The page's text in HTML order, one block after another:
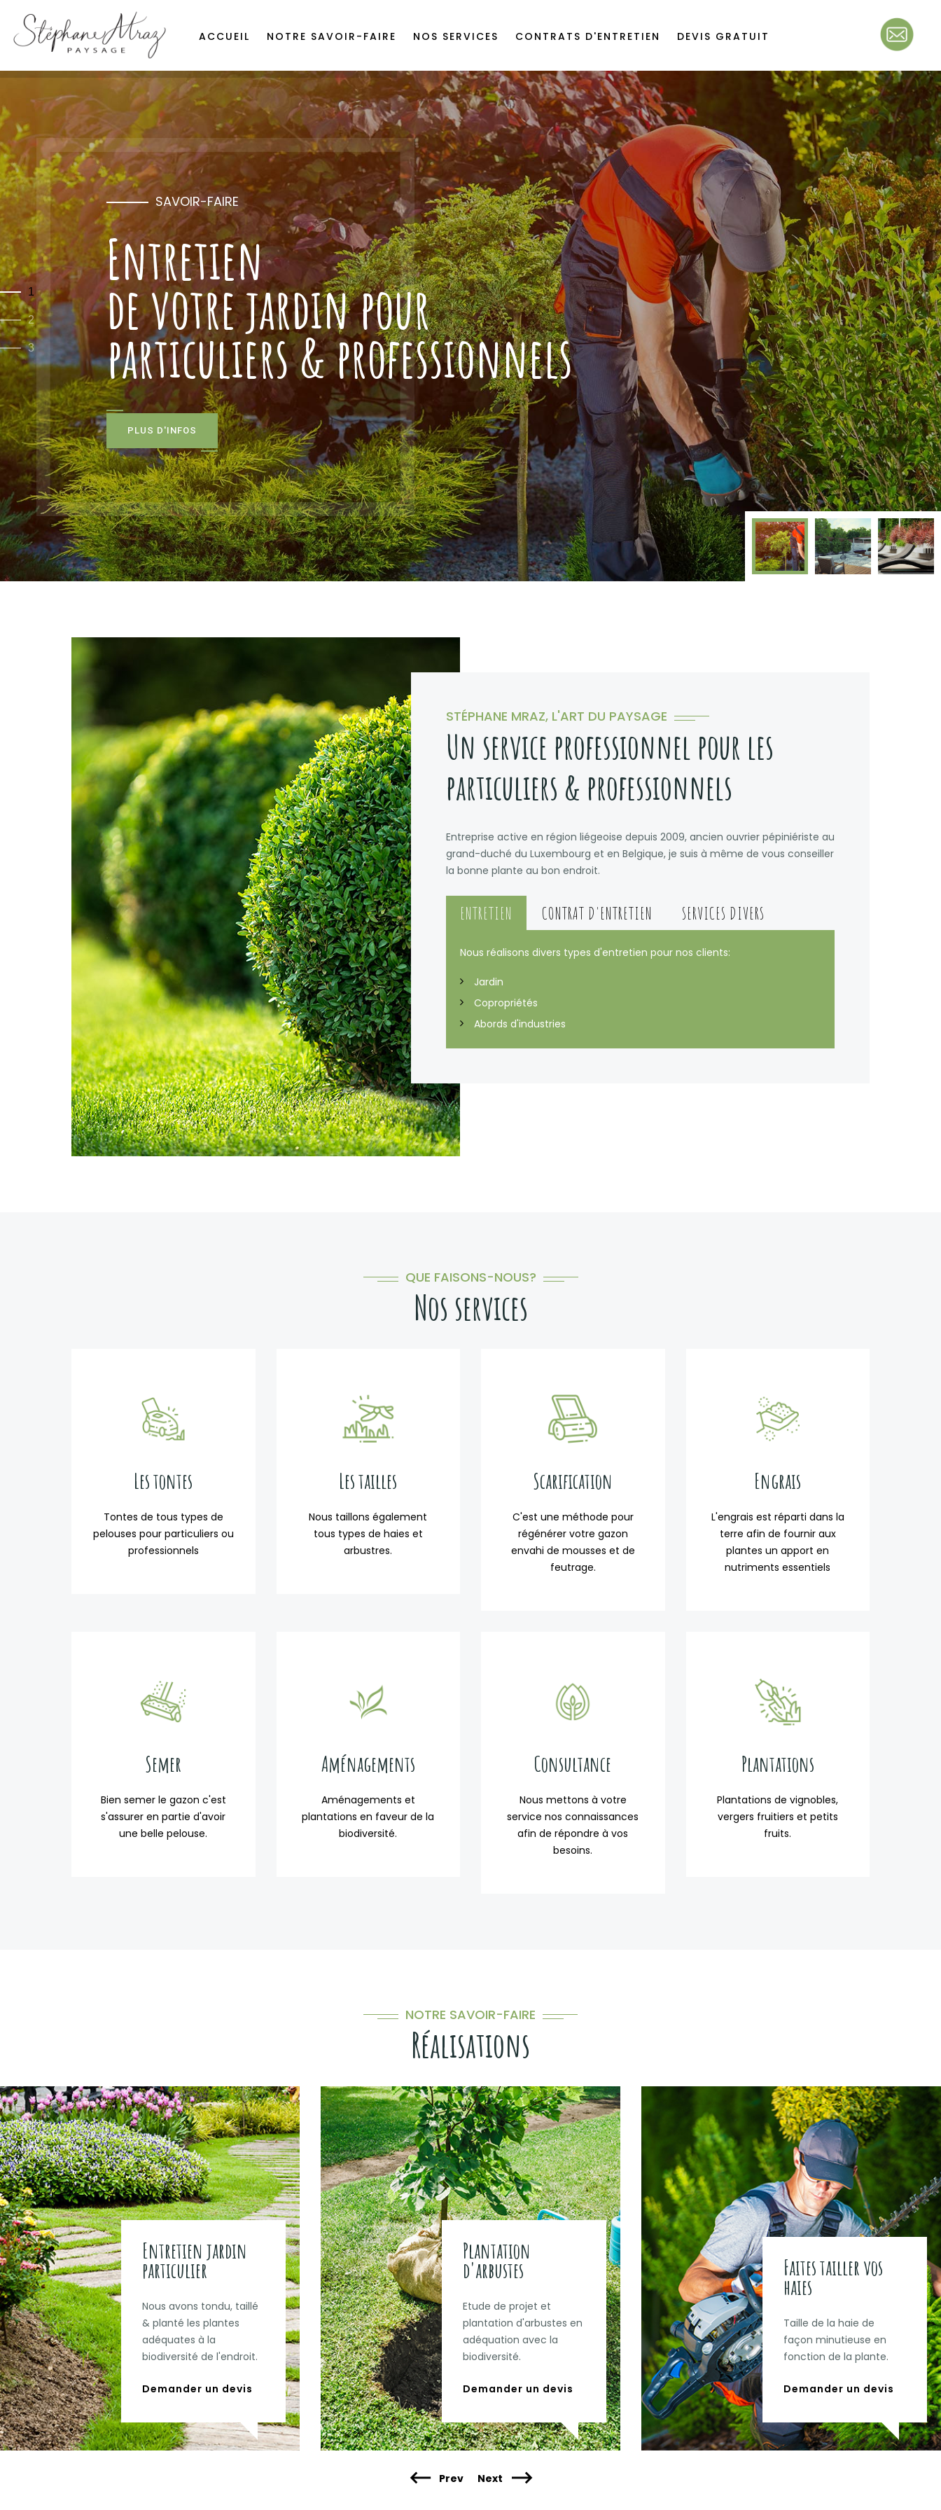
ACCUEIL NOTRE SAVOIR-FAIRE NOS SERVICES CONTRATS D'ENTRETIEN DEVIS GRATUIT
P LU S D 'I NFOS
SAVOIR-FAIRE
Entretien
de votre jardin pour
particuliers & professionnels
1
2
3
STÉPHANE MRAZ, L'ART DU PAYSAGE
Un service professionnel pour les
particuliers & professionnels
Entreprise active en région liégeoise depuis 2009, ancien ouvrier pépiniériste au
grand-duché du Luxembourg et en Belgique, je suis à même de vous conseiller
la bonne plante au bon endroit.
ENTRETIEN CONTRAT D'ENTRETIEN SERVICES DIVERS
Nous réalisons divers types d'entretien pour nos clients:
Jardin
Copropriétés
Abords d'industries
QUE FAISONS-NOUS?
Nos services
Les tontes
Tontes de tous types de
pelouses pour particuliers ou
professionnels
Les tailles
Nous taillons également
tous types de haies et
arbustres.
Scarification
C'est une méthode pour
régénérer votre gazon
envahi de mousses et de
feutrage.
Engrais
L'engrais est réparti dans la
terre afin de fournir aux
plantes un apport en
nutriments essentiels
Semer
Bien semer le gazon c'est
s'assurer en partie d'avoir
une belle pelouse.
Aménagements
Aménagements et
plantations en faveur de la
biodiversité.
Consultance
Nous mettons à votre
service nos connaissances
afin de répondre à vos
besoins.
Plantations
Plantations de vignobles,
vergers fruitiers et petits
fruits.
NOTRE SAVOIR-FAIRE
Réalisations
Entretien jardin
particulier
Nous avons tondu, taillé
& planté les plantes
adéquates à la
biodiversité de l'endroit.
Demander un devis
Plantation
d'arbustes
Etude de projet et
plantation d'arbustes en
adéquation avec la
biodiversité.
Demander un devis
Faites tailler vos
haies
Taille de la haie de
façon minutieuse en
fonction de la plante.
Demander un devis
Prev Next